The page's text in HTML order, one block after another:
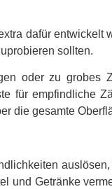
dafür entwickelt
sollten.
oder zu grobes
für empfindliche
die gesamte
und Getränke